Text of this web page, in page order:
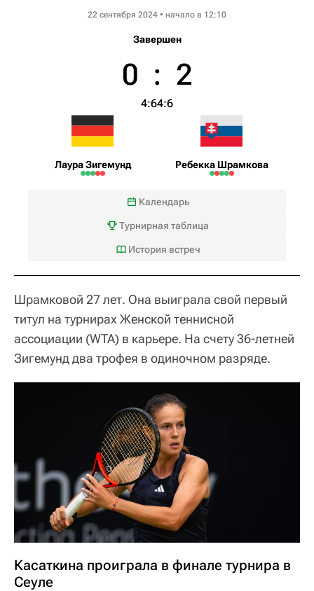
22 сентября 2024 • начало в 12:10
Завершен
Лаура Зигемунд
0 : 2
4:64:6
Ребекка Шрамкова
Календарь
Турнирная таблица
История встреч
Шрамковой 27 лет. Она выиграла свой первый
титул на турнирах Женской теннисной
ассоциации (WTA) в карьере. На счету 36-летней
Зигемунд два трофея в одиночном разряде.
Касаткина проиграла в финале турнира в
Сеуле